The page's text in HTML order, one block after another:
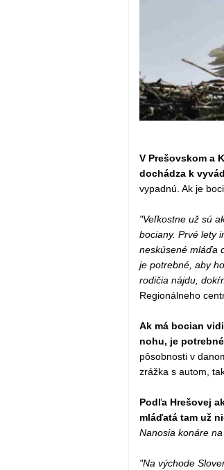
V Prešovskom a
dochádza k
vypadnú. Ak je
"Veľkostne už sú
bociany. Prvé lety
neskúsené mláďa
je potrebné, aby
rodičia nájdu,
Regionálneho
Ak má bocian
nohu, je
pôsobnosti v
zrážka s autom,
Podľa Hrešovej
mláďatá tam už
Nanosia konáre
"Na východe